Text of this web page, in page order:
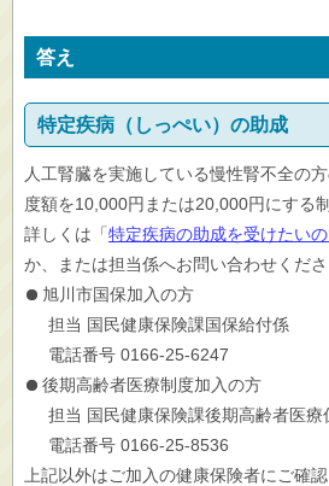
答え
特定疾病（しっぺい）の助成
人工腎臓を実施している慢性腎不全の
度額を10,000円または20,000円にする制
詳しくは「 特定疾病の助成を受けたい
か、または担当係へお問い合わせくださ
旭川市国保加入の方
担当 国民健康保険課国保給付係
電話番号 0166-25-6247
後期高齢者医療制度加入の方
担当 国民健康保険課後期高齢者医療
電話番号 0166-25-8536
上記以外はご加入の健康保険者にご確認